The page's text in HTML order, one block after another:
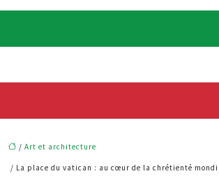
/ Art et architecture
/ La place du vatican : au cœur de la chrétienté